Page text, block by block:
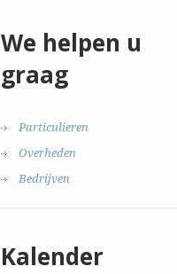
We helpen u
graag
Particulieren
Overheden
Bedrijven
Kalender